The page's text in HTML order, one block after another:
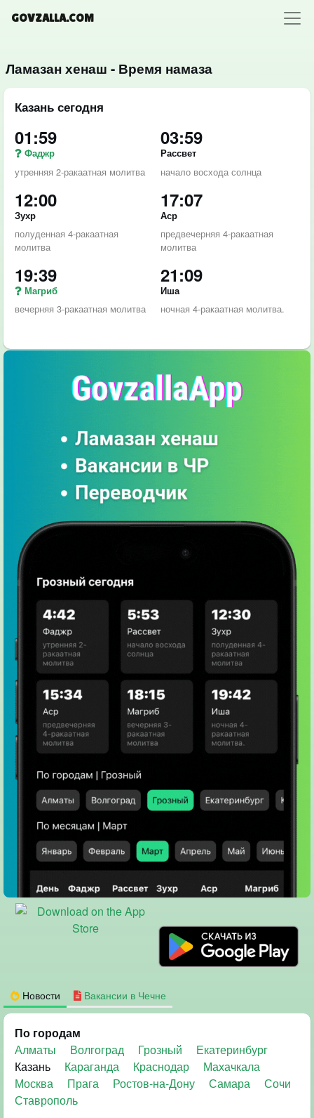
GOVZALLA.COM
Ламазан хенаш - Время намаза
Казань сегодня
01:59
Фаджр
утренняя 2-ракаатная молитва
03:59
Рассвет
начало восхода солнца
12:00
Зухр
полуденная 4-ракаатная
молитва
17:07
Аср
предвечерняя 4-ракаатная
молитва
19:39
Магриб
вечерняя 3-ракаатная молитва
21:09
Иша
ночная 4-ракаатная молитва.
Новости Вакансии в Чечне
По городам
Алматы
Волгоград Грозный
Екатеринбург
Казань
Караганда Краснодар
Махачкала
Москва
Прага Ростов-на-Дону Самара
Сочи
Ставрополь